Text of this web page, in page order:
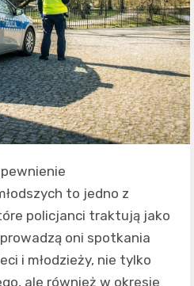
to jedno z
policjanci traktują jako
oni spotkania
i młodzieży, nie tylko
ale również w okresie